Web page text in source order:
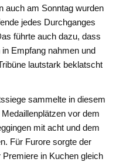
auch am Sonntag wurden
jedes Durchganges
führte auch dazu, dass
Empfang nahmen und
lautstark beklatscht
sammelte in diesem
vor dem
mit acht und dem
Für Furore sorgte der
in Kuchen gleich